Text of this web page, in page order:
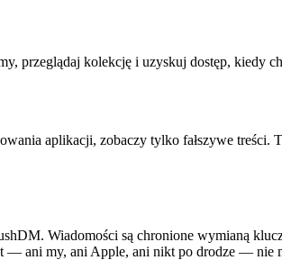
przeglądaj kolekcję i uzyskuj dostęp, kiedy
aplikacji, zobaczy tylko fałszywe
Wiadomości są chronione wymianą
— ani my, ani Apple, ani nikt po drodze — nie